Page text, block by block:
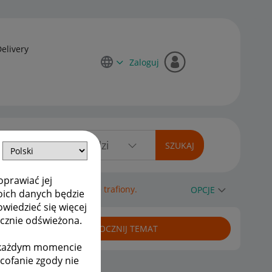
jej
danych będzie
się więcej
odświeżona.
momencie
zgody nie
Zaloguj
prezent ,ale niestety nie trafiony. OPCJE
ROZPOCZNIJ TEMAT